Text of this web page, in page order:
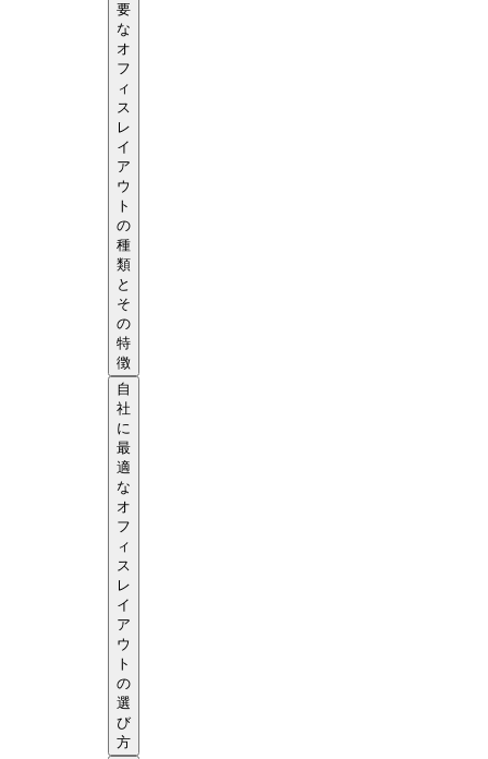
要
な
オ
フ
ィ
ス
レ
イ
ア
ウ
ト
の
種
類
と
そ
の
特
徴
自
社
に
最
適
な
オ
フ
ィ
ス
レ
イ
ア
ウ
ト
の
選
び
方